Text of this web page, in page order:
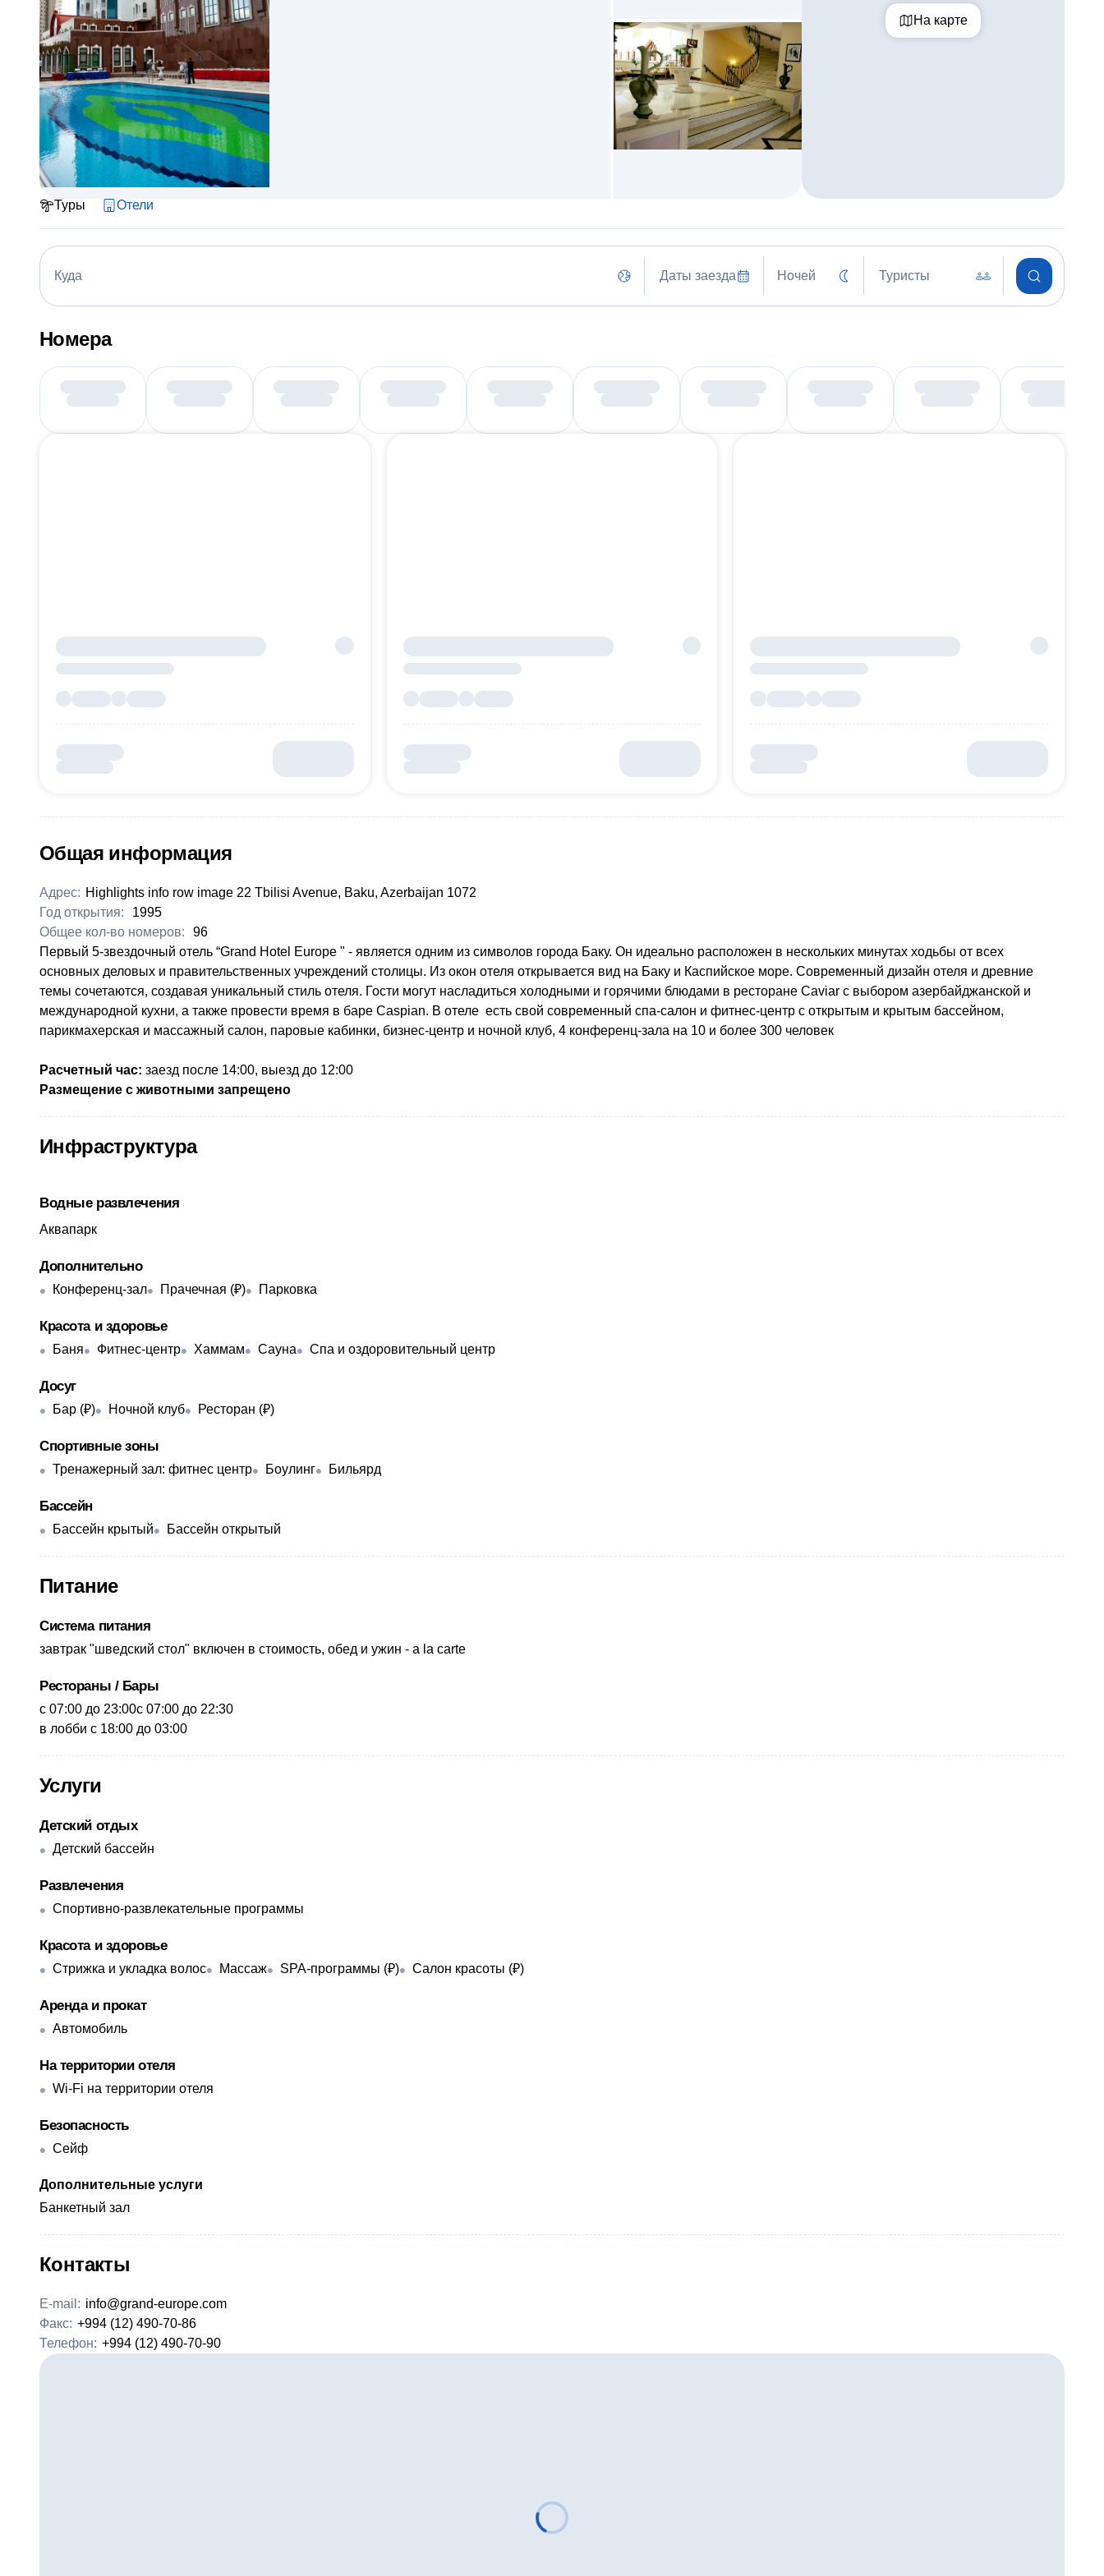
На карте
Туры Отели
Куда Даты заезда Ночей Туристы
Номера
Общая информация
Адрес: Highlights info row image 22 Tbilisi Avenue, Baku, Azerbaijan 1072
Год открытия:
1995
Общее кол-во номеров:
96
Первый 5-звездочный отель “Grand Hotel Europe " - является одним из символов города Баку. Он идеально расположен в нескольких минутах ходьбы от всех
основных деловых и правительственных учреждений столицы. Из окон отеля открывается вид на Баку и Каспийское море. Современный дизайн отеля и древние
темы сочетаются, создавая уникальный стиль отеля. Гости могут насладиться холодными и горячими блюдами в ресторане Caviar с выбором азербайджанской и
международной кухни, а также провести время в баре Caspian. В отеле есть свой современный спа-салон и фитнес-центр с открытым и крытым бассейном,
парикмахерская и массажный салон, паровые кабинки, бизнес-центр и ночной клуб, 4 конференц-зала на 10 и более 300 человек
Расчетный час: заезд после 14:00, выезд до 12:00
Размещение с животными запрещено
Инфраструктура
Водные развлечения
Аквапарк
Дополнительно
Конференц-зал Прачечная (₽) Парковка
Красота и здоровье
Баня Фитнес-центр Хаммам Сауна Спа и оздоровительный центр
Досуг
Бар (₽) Ночной клуб Ресторан (₽)
Спортивные зоны
Тренажерный зал: фитнес центр Боулинг Бильярд
Бассейн
Бассейн крытый Бассейн открытый
Питание
Система питания
​завтрак "шведский стол" включен в стоимость, обед и ужин - a la carte
Рестораны / Бары
с 07:00 до 23:00​c 07:00 до 22:30
в лобби с 18:00 до 03:00
Услуги
Детский отдых
Детский бассейн
Развлечения
Спортивно-развлекательные программы
Красота и здоровье
Стрижка и укладка волос Массаж SPA-программы (₽) Салон красоты (₽)
Аренда и прокат
Автомобиль
На территории отеля
Wi-Fi на территории отеля
Безопасность
Сейф
Дополнительные услуги
Банкетный зал
Контакты
E-mail: info@grand-europe.com
Факс: +994 (12) 490-70-86
Телефон: +994 (12) 490-70-90